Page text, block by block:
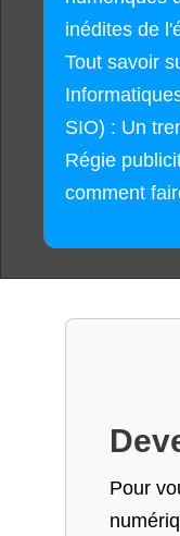
inédites de
Tout savoir
SIO) : Un
Régie
comment
Pour